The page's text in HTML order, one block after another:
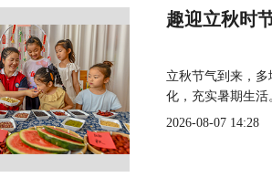
趣迎立秋时
立秋节气到来，
化，充实暑期生活
2026-08-07 14:28